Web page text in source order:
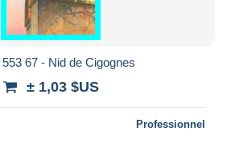
67 - Nid de Cigognes
± 1,03 $US
Professionnel